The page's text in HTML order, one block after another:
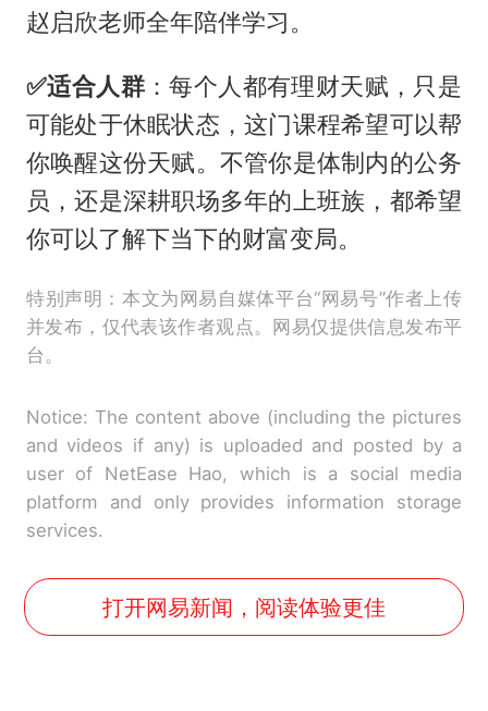
赵启欣老师全年陪伴学习。
✅️适合人群：每个人都有理财天赋，只是
可能处于休眠状态，这门课程希望可以帮
你唤醒这份天赋。不管你是体制内的公务
员，还是深耕职场多年的上班族，都希望
你可以了解下当下的财富变局。
特别声明：本文为网易自媒体平台“网易号”作者上传
并发布，仅代表该作者观点。网易仅提供信息发布平
台。
Notice: The content above (including the pictures
and videos if any) is uploaded and posted by a
user of NetEase Hao, which is a social media
platform and only provides information storage
services.
打开网易新闻，阅读体验更佳